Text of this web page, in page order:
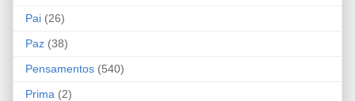
Pai (26)
Paz (38)
Pensamentos (540)
Prima (2)